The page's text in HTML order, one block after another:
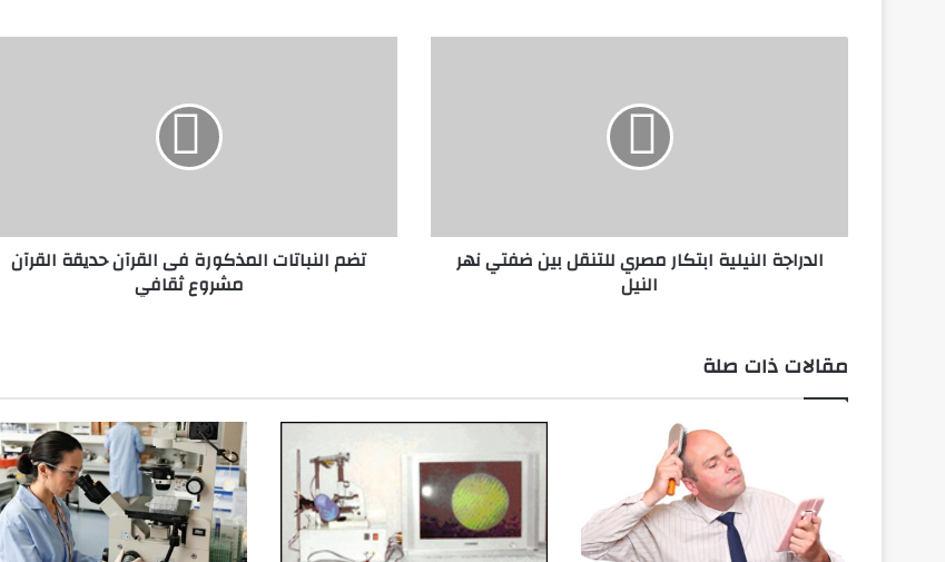
النيل
الدراجة النيلية ابتكار مصري للتنقل بين ضفتي نهر
النيل
ثقافي
تضم النباتات المذكورة فى القرآن حديقة القرآن
مشروع ثقافي
مقالات ذات صلة